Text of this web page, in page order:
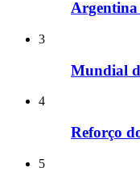
Argentina
3
Mundial
4
Reforço
5